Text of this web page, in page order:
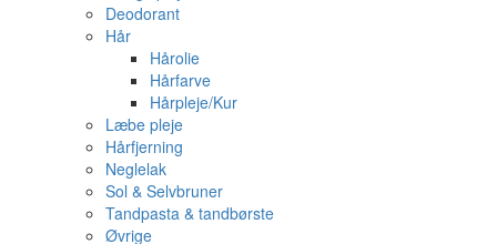
Deodorant
Hår
Hårolie
Hårfarve
Hårpleje/Kur
Læbe pleje
Hårfjerning
Neglelak
Sol & Selvbruner
Tandpasta & tandbørste
Øvrige